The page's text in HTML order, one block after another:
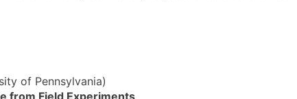
of Pennsylvania)
from Field Experiments